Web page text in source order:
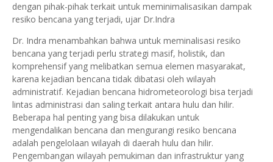
dengan pihak-pihak terkait untuk meminimalisasikan dampak
resiko bencana yang terjadi, ujar Dr.Indra
Dr. Indra menambahkan bahwa untuk meminalisasi resiko
bencana yang terjadi perlu strategi masif, holistik, dan
komprehensif yang melibatkan semua elemen masyarakat,
karena kejadian bencana tidak dibatasi oleh wilayah
administratif. Kejadian bencana hidrometeorologi bisa terjadi
lintas administrasi dan saling terkait antara hulu dan hilir.
Beberapa hal penting yang bisa dilakukan untuk
mengendalikan bencana dan mengurangi resiko bencana
adalah pengelolaan wilayah di daerah hulu dan hilir.
Pengembangan wilayah pemukiman dan infrastruktur yang